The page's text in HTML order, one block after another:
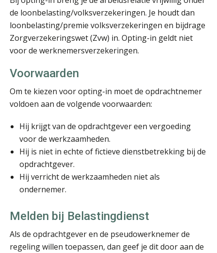
de loonbelasting/volksverzekeringen. Je houdt dan
loonbelasting/premie volksverzekeringen en bijdrage
Zorgverzekeringswet (Zvw) in. Opting-in geldt niet
voor de werknemersverzekeringen.
Voorwaarden
Om te kiezen voor opting-in moet de opdrachtnemer
voldoen aan de volgende voorwaarden:
Hij krijgt van de opdrachtgever een vergoeding
voor de werkzaamheden.
Hij is niet in echte of fictieve dienstbetrekking bij de
opdrachtgever.
Hij verricht de werkzaamheden niet als
ondernemer.
Melden bij Belastingdienst
Als de opdrachtgever en de pseudowerknemer de
regeling willen toepassen, dan geef je dit door aan de
Martin de Graaf
Barry Willemsen